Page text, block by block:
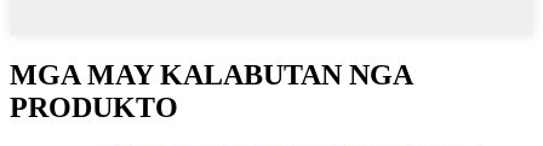
MGA MAY KALABUTAN NGA
PRODUKTO